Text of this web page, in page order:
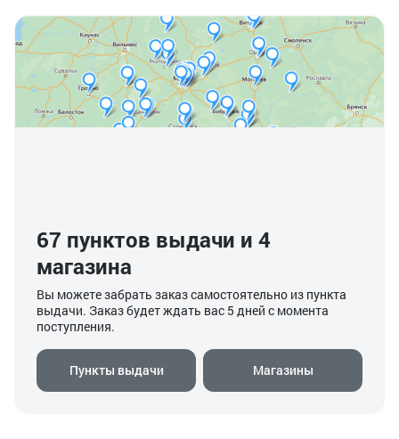
67 пунктов выдачи и 4
магазина
Вы можете забрать заказ самостоятельно из пункта
выдачи. Заказ будет ждать вас 5 дней с момента
поступления.
Пункты выдачи Магазины